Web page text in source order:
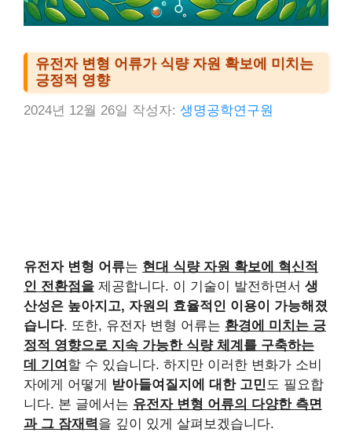
유전자 변형 어류가 식량 자원 확보에 미치는
긍정적 영향
2024년 12월 26일 작성자: 생명공학연구원
유전자 변형 어류는 현대 식량 자원 확보에 혁신적
인 전환점을 제공합니다. 이 기술이 발전하면서 생
산성은 높아지고, 자원의 효율적인 이용이 가능해졌
습니다. 또한, 유전자 변형 어류는 환경에 미치는 긍
정적 영향으로 지속 가능한 식량 체계를 구축하는
데 기여 할 수 있습니다. 하지만 이러한 변화가 소비
자에게 어떻게 받아들여질지에 대한 고민 도 필요합
니다. 본 글에서는 유전자 변형 어류의 다양한 측면
과 그 잠재력을 깊이 있게 살펴보겠습니다.